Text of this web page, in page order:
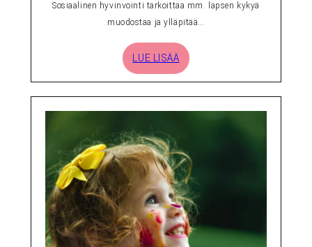
Sosiaalinen hyvinvointi tarkoittaa mm. lapsen kykyä
muodostaa ja ylläpitää…
LUE LISÄÄ